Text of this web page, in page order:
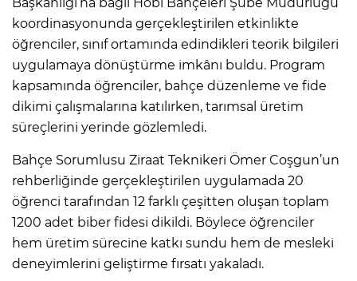
koordinasyonunda gerçekleştirilen etkinlikte
öğrenciler, sınıf ortamında edindikleri teorik bilgileri
uygulamaya dönüştürme imkânı buldu. Program
kapsamında öğrenciler, bahçe düzenleme ve fide
dikimi çalışmalarına katılırken, tarımsal üretim
süreçlerini yerinde gözlemledi.
Bahçe Sorumlusu Ziraat Teknikeri Ömer Coşgun’un
rehberliğinde gerçekleştirilen uygulamada 20
öğrenci tarafından 12 farklı çeşitten oluşan toplam
1200 adet biber fidesi dikildi. Böylece öğrenciler
hem üretim sürecine katkı sundu hem de mesleki
deneyimlerini geliştirme fırsatı yakaladı.